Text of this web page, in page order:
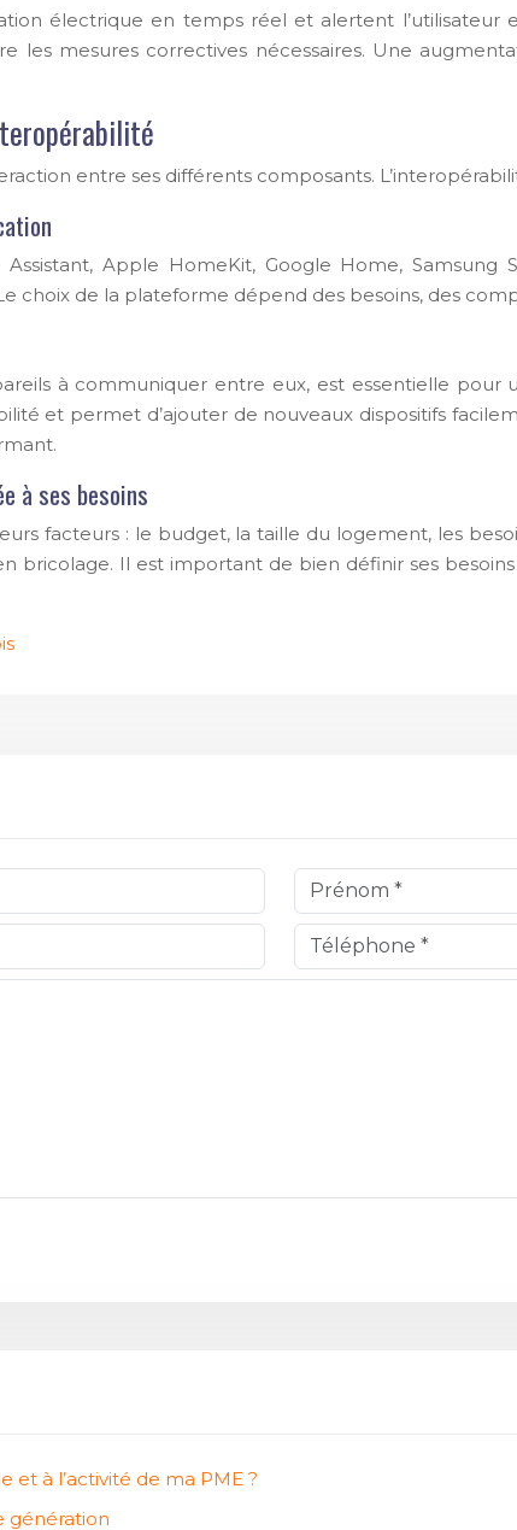
électrique en temps réel et alertent l’utilisateur
les mesures correctives nécessaires. Une
entre ses différents composants.
Apple HomeKit, Google Home, Samsung
choix de la plateforme dépend des besoins, des
à communiquer entre eux, est essentielle
et permet d’ajouter de nouveaux dispositifs
à ses besoins
facteurs : le budget, la taille du logement, les
bricolage. Il est important de bien définir ses
et à l’activité de ma PME ?
génération